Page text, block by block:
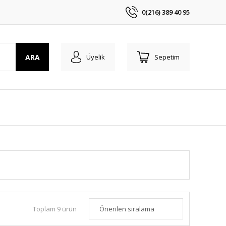
0(216) 389 40 95
ARA Üyelik Sepetim
Toplam 9 ürün